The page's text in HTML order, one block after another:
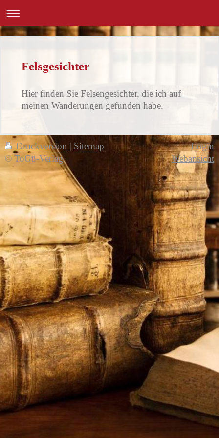
Felsgesichter
Hier finden Sie Felsengesichter, die ich auf
meinen Wanderungen gefunden habe.
Druckversion | Sitemap
© ToGü-Verlag
Login
Webansicht